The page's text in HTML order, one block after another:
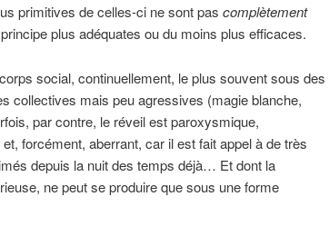
primitives de celles-ci ne sont pas complètement
plus adéquates ou du moins plus efficaces.
social, continuellement, le plus souvent sous des
collectives mais peu agressives (magie blanche,
par contre, le réveil est paroxysmique,
forcément, aberrant, car il est fait appel à de très
depuis la nuit des temps déjà… Et dont la
ne peut se produire que sous une forme